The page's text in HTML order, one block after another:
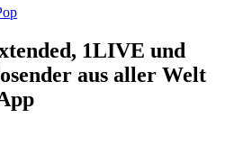
1LIVE und
aus aller Welt